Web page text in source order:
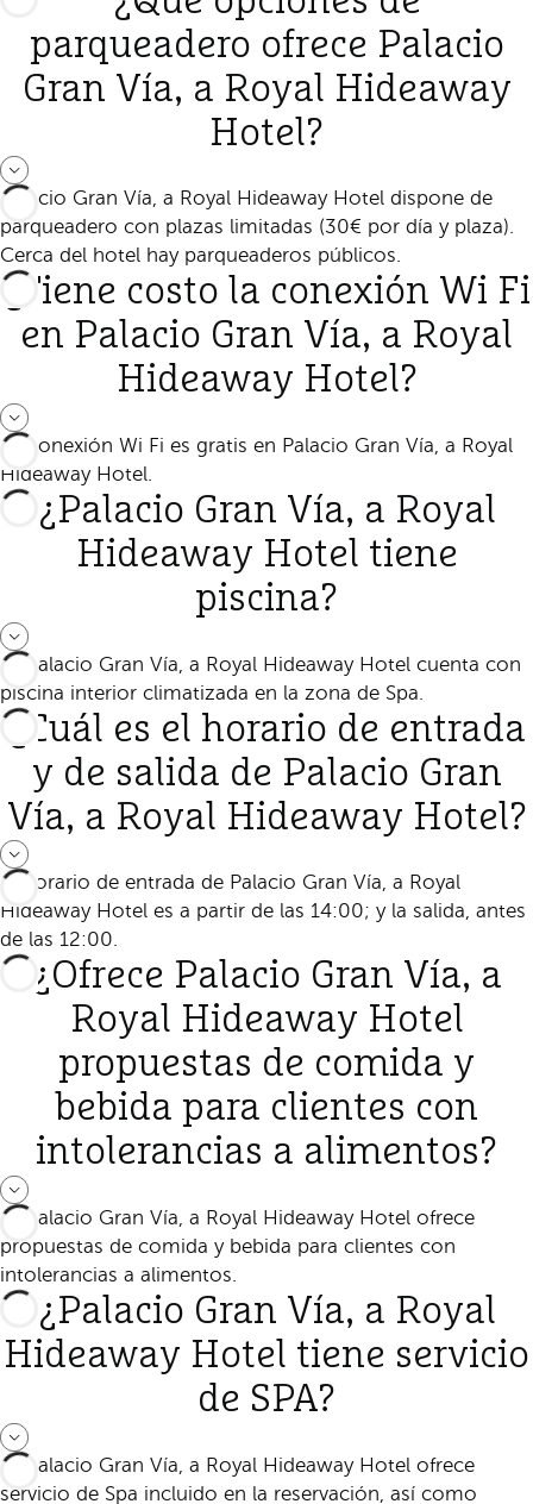
parqueadero ofrece Palacio
Gran Vía, a Royal Hideaway
Hotel?
Palacio Gran Vía, a Royal Hideaway Hotel dispone de
parqueadero con plazas limitadas (30€ por día y plaza).
Cerca del hotel hay parqueaderos públicos.
¿Tiene costo la conexión Wi Fi
en Palacio Gran Vía, a Royal
Hideaway Hotel?
La conexión Wi Fi es gratis en Palacio Gran Vía, a Royal
Hideaway Hotel.
¿Palacio Gran Vía, a Royal
Hideaway Hotel tiene
piscina?
Sí, Palacio Gran Vía, a Royal Hideaway Hotel cuenta con
piscina interior climatizada en la zona de Spa.
¿Cuál es el horario de entrada
y de salida de Palacio Gran
Vía, a Royal Hideaway Hotel?
El horario de entrada de Palacio Gran Vía, a Royal
Hideaway Hotel es a partir de las 14:00; y la salida, antes
de las 12:00.
¿Ofrece Palacio Gran Vía, a
Royal Hideaway Hotel
propuestas de comida y
bebida para clientes con
intolerancias a alimentos?
Sí, Palacio Gran Vía, a Royal Hideaway Hotel ofrece
propuestas de comida y bebida para clientes con
intolerancias a alimentos.
¿Palacio Gran Vía, a Royal
Hideaway Hotel tiene servicio
de SPA?
Sí, Palacio Gran Vía, a Royal Hideaway Hotel ofrece
servicio de Spa incluido en la reservación, así como